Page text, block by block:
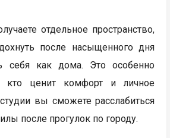
отдельное пространство,
после насыщенного дня
себя как дома. Это особенно
кто ценит комфорт и личное
вы сможете расслабиться
после прогулок по городу.